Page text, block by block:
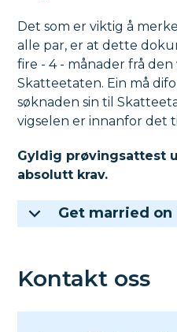
Det som er viktig å
alle par, er at dette
fire - 4 - månader frå
Skatteetaten. Ein må
søknaden sin til
vigselen er innanfor det
Gyldig prøvingsattest
absolutt krav.
Get married
Kontakt oss